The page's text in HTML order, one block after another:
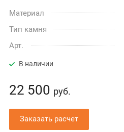
Материал
Тип камня
Арт.
В наличии
22 500 руб.
Заказать расчет